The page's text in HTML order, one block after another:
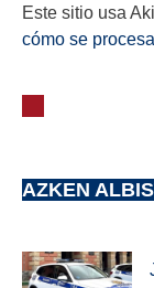
Este sitio usa
cómo se
AZKEN